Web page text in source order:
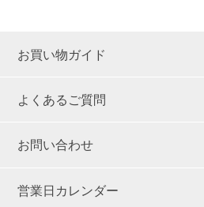
お買い物ガイド
よくあるご質問
お問い合わせ
営業日カレンダー